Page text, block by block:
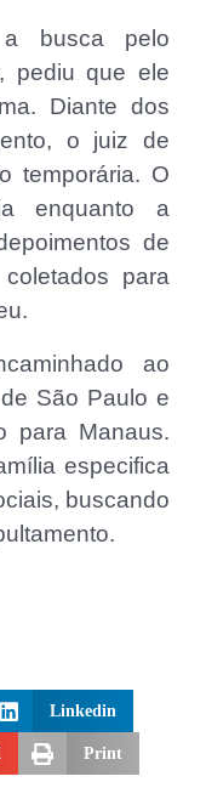
busca pelo
pediu que ele
Diante dos
o juiz de
temporária. O
enquanto a
de
para
ao
São Paulo e
para Manaus.
especifica
buscando
Linkedin
Print